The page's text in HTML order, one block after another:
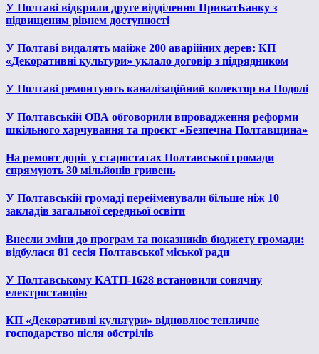
У Полтаві відкрили друге відділення ПриватБанку з
підвищеним рівнем доступності
У Полтаві видалять майже 200 аварійних дерев: КП
«Декоративні культури» уклало договір з підрядником
У Полтаві ремонтують каналізаційний колектор на Подолі
У Полтавській ОВА обговорили впровадження реформи
шкільного харчування та проєкт «Безпечна Полтавщина»
На ремонт доріг у старостатах Полтавської громади
спрямують 30 мільйонів гривень
У Полтавській громаді перейменували більше ніж 10
закладів загальної середньої освіти
Внесли зміни до програм та показників бюджету громади:
відбулася 81 сесія Полтавської міської ради
У Полтавському КАТП-1628 встановили сонячну
електростанцію
КП «Декоративні культури» відновлює тепличне
господарство після обстрілів